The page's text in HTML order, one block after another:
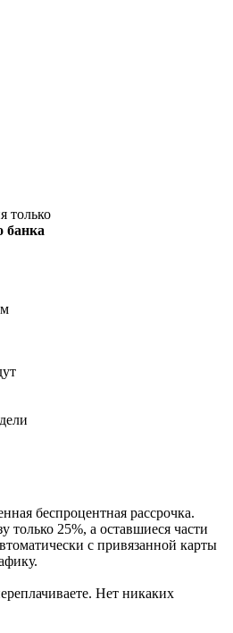
только
банка
беспроцентная рассрочка.
только 25%, а оставшиеся части
с привязанной карты
Нет никаких